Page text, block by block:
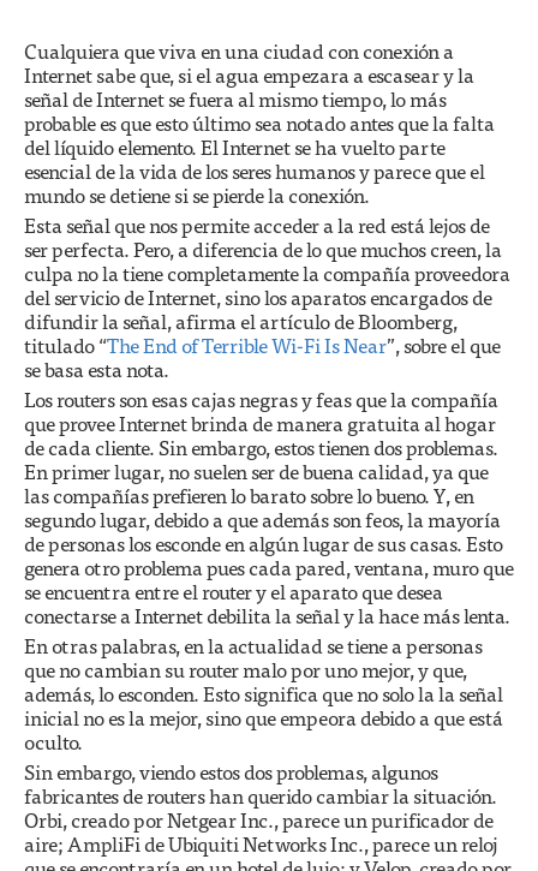
Cualquiera que viva en una ciudad con conexión a
Internet sabe que, si el agua empezara a escasear y la
señal de Internet se fuera al mismo tiempo, lo más
probable es que esto último sea notado antes que la falta
del líquido elemento. El Internet se ha vuelto parte
esencial de la vida de los seres humanos y parece que el
mundo se detiene si se pierde la conexión.
Esta señal que nos permite acceder a la red está lejos de
ser perfecta. Pero, a diferencia de lo que muchos creen, la
culpa no la tiene completamente la compañía proveedora
del servicio de Internet, sino los aparatos encargados de
difundir la señal, afirma el artículo de Bloomberg,
titulado “The End of Terrible Wi-Fi Is Near”, sobre el que
se basa esta nota.
Los routers son esas cajas negras y feas que la compañía
que provee Internet brinda de manera gratuita al hogar
de cada cliente. Sin embargo, estos tienen dos problemas.
En primer lugar, no suelen ser de buena calidad, ya que
las compañías prefieren lo barato sobre lo bueno. Y, en
segundo lugar, debido a que además son feos, la mayoría
de personas los esconde en algún lugar de sus casas. Esto
genera otro problema pues cada pared, ventana, muro que
se encuentra entre el router y el aparato que desea
conectarse a Internet debilita la señal y la hace más lenta.
En otras palabras, en la actualidad se tiene a personas
que no cambian su router malo por uno mejor, y que,
además, lo esconden. Esto significa que no solo la la señal
inicial no es la mejor, sino que empeora debido a que está
oculto.
Sin embargo, viendo estos dos problemas, algunos
fabricantes de routers han querido cambiar la situación.
Orbi, creado por Netgear Inc., parece un purificador de
aire; AmpliFi de Ubiquiti Networks Inc., parece un reloj